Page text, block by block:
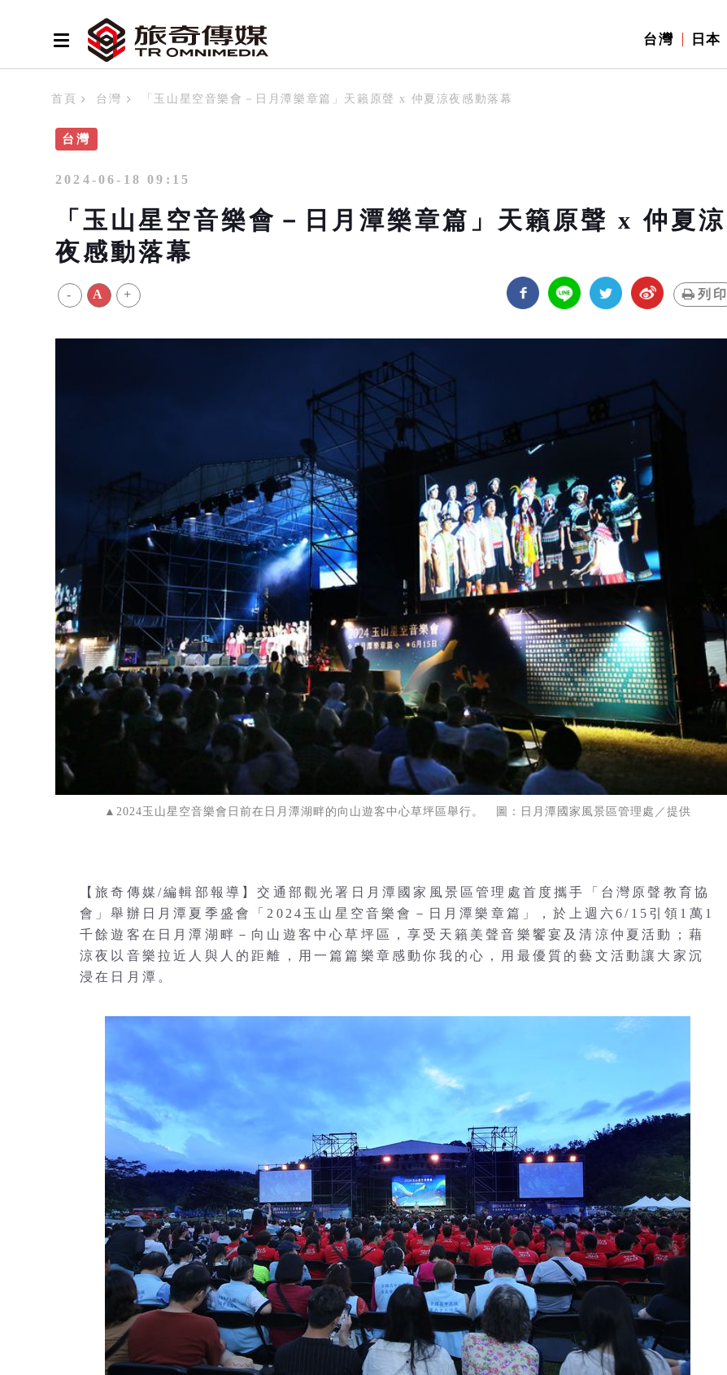
台灣 日本
首頁 台灣 「玉山星空音樂會－日月潭樂章篇」天籟原聲 x 仲夏涼夜感動落幕
台灣
2024-06-18 09:15
「玉山星空音樂會－日月潭樂章篇」天籟原聲 x 仲夏涼
夜感動落幕
- A + 列印
▲2024玉山星空音樂會日前在日月潭湖畔的向山遊客中心草坪區舉行。 圖：日月潭國家風景區管理處／提供
【旅奇傳媒/編輯部報導】交通部觀光署日月潭國家風景區管理處首度攜手「台灣原聲教育協
會」舉辦日月潭夏季盛會「2024玉山星空音樂會－日月潭樂章篇」，於上週六6/15引領1萬1
千餘遊客在日月潭湖畔－向山遊客中心草坪區，享受天籟美聲音樂饗宴及清涼仲夏活動；藉
涼夜以音樂拉近人與人的距離，用一篇篇樂章感動你我的心，用最優質的藝文活動讓大家沉
浸在日月潭。